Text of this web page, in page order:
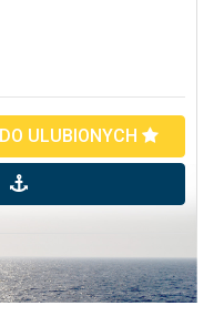
DO ULUBIONYCH